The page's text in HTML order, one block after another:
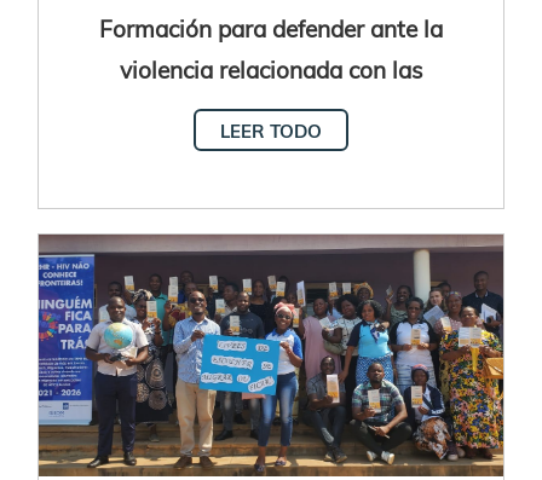
Formación para defender ante la
violencia relacionada con las
acusaciones de brujería
LEER TODO